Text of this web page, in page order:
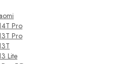
Pro
Pro
Lite